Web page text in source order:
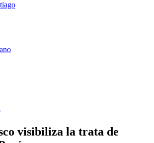
visibiliza la trata de